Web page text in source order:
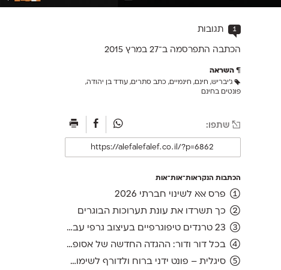
1 תגובות
הכתבה התפרסמה ב־27 ב מרץ 2015
השראה
ג'יבריש, חינם, חינמיים, כתב סתרים, עודד בן יהודה,
פונטים בחינם
שתפו:
הכתבות הנקראות־אות־אות
פרס אאא לשינוי חברתי 2026
כך תשרדו את עונת תערוכות הבוגרים
23 טרנדים טיפוגרפיים בעיצוב גרפי עברי, ועוד אחד לשנה הבאה
בכל דור ודור: ההגדה החדשה של אסופה, מהדורת 2026
סיגלית – פונט ידני ברוח ולדורף לשימוש חופשי